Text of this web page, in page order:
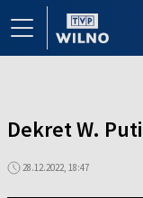
Dekret W.
28.12.2022, 18:47